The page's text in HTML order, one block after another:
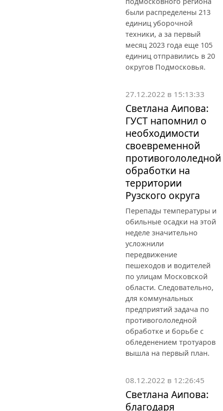
были распределены 213
единиц уборочной
техники, а за первый
месяц 2023 года еще 105
единиц отправились в 20
округов Подмосковья.
27.12.2022 в 15:13:33
Светлана Аипова:
ГУСТ напомнил о
необходимости
своевременной
противогололедной
обработки на
территории
Рузского округа
Перепады температуры и
обильные осадки на этой
неделе значительно
усложнили
передвижение
пешеходов и водителей
по улицам Московской
области. Следовательно,
для коммунальных
предприятий задача по
противогололедной
обработке и борьбе с
обледенением тротуаров
вышла на первый план.
08.12.2022 в 12:26:45
Светлана Аипова:
благодаря